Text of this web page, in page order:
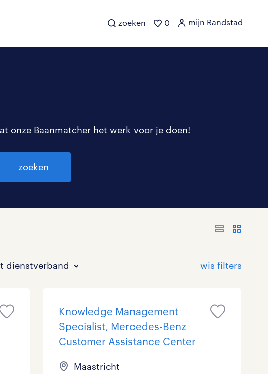
zoeken 0 mijn Randstad
onze Baanmatcher het werk voor je doen!
zoeken
dienstverband
Bouw 0
HAVO/VWO 0
17 - 24 uur 9
Tijdelijk met uitzicht op vast
Knowledge Management
Specialist, Mercedes-Benz
Customer Assistance Center
Maastricht